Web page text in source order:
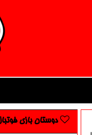
دوستان بازی